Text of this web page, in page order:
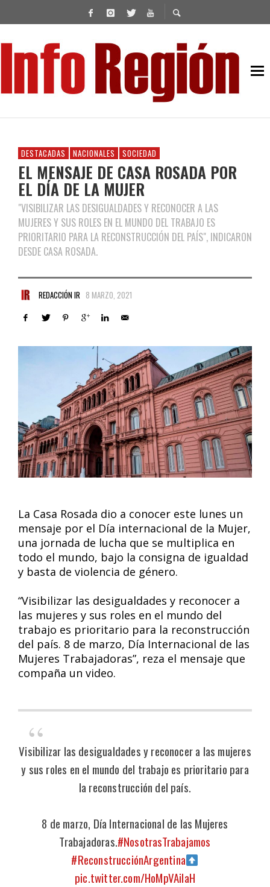
DESTACADAS NACIONALES SOCIEDAD
EL MENSAJE DE CASA ROSADA POR
EL DÍA DE LA MUJER
"VISIBILIZAR LAS DESIGUALDADES Y RECONOCER A LAS
MUJERES Y SUS ROLES EN EL MUNDO DEL TRABAJO ES
PRIORITARIO PARA LA RECONSTRUCCIÓN DEL PAÍS", INDICARON
DESDE CASA ROSADA.
REDACCIÓN IR 8 MARZO, 2021
La Casa Rosada dio a conocer este lunes un
mensaje por el Día internacional de la Mujer,
una jornada de lucha que se multiplica en
todo el mundo, bajo la consigna de igualdad
y basta de violencia de género.
“Visibilizar las desigualdades y reconocer a
las mujeres y sus roles en el mundo del
trabajo es prioritario para la reconstrucción
del país. 8 de marzo, Día Internacional de las
Mujeres Trabajadoras”, reza el mensaje que
compaña un video.
Visibilizar las desigualdades y reconocer a las mujeres
y sus roles en el mundo del trabajo es prioritario para
la reconstrucción del país.
8 de marzo, Día Internacional de las Mujeres
Trabajadoras.#NosotrasTrabajamos
#ReconstrucciónArgentina
pic.twitter.com/HoMpVAiIaH